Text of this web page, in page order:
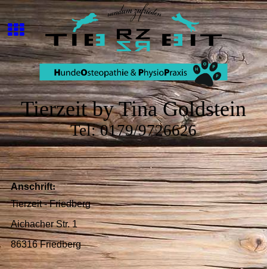
Tierzeit by Tina Goldstein
Tel: 0179/9726626
Anschrift:
Tierzeit - Friedberg
Aichacher Str. 1
86316 Friedberg